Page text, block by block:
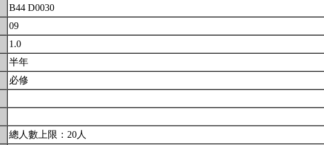
B44 D0030
09
1.0
半年
必修
總人數上限：20人